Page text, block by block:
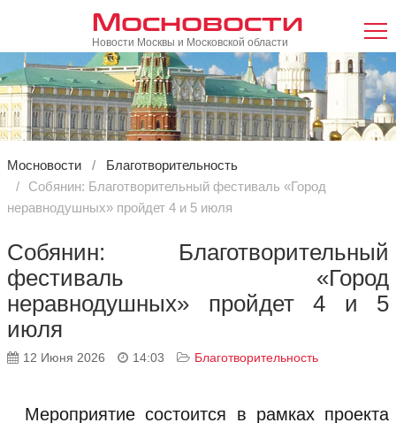
Мосновости
Новости Москвы и Московской области
Мосновости
Благотворительность
Собянин: Благотворительный фестиваль «Город
неравнодушных» пройдет 4 и 5 июля
Собянин: Благотворительный
фестиваль «Город
неравнодушных» пройдет 4 и 5
июля
12 Июня 2026 14:03 Благотворительность
Мероприятие состоится в рамках проекта